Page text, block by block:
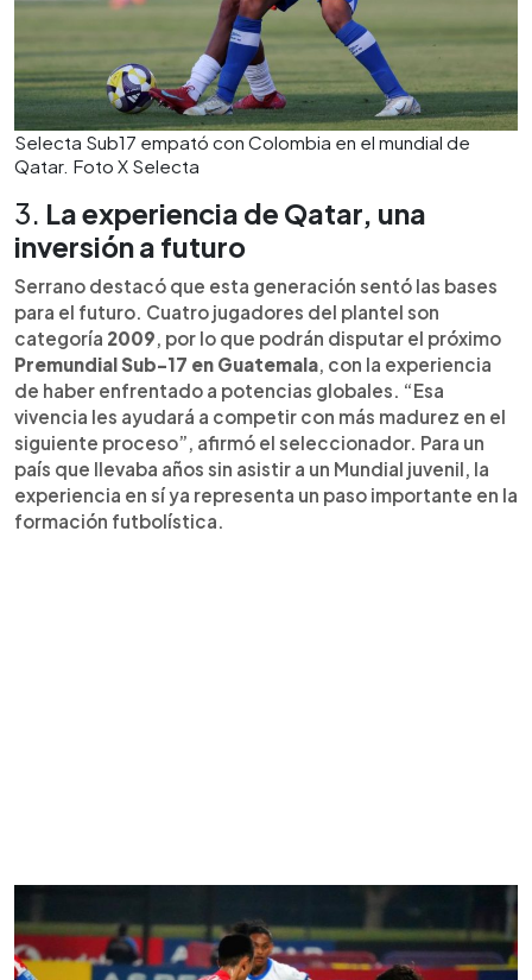
Selecta Sub17 empató con Colombia en el mundial de
Qatar. Foto X Selecta
3. La experiencia de Qatar, una
inversión a futuro
Serrano destacó que esta generación sentó las bases
para el futuro. Cuatro jugadores del plantel son
categoría 2009, por lo que podrán disputar el próximo
Premundial Sub-17 en Guatemala, con la experiencia
de haber enfrentado a potencias globales. “Esa
vivencia les ayudará a competir con más madurez en el
siguiente proceso”, afirmó el seleccionador. Para un
país que llevaba años sin asistir a un Mundial juvenil, la
experiencia en sí ya representa un paso importante en la
formación futbolística.